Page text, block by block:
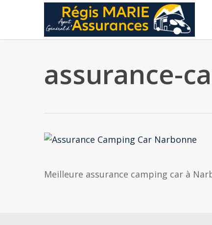
assurance-
Meilleure assurance camping car à